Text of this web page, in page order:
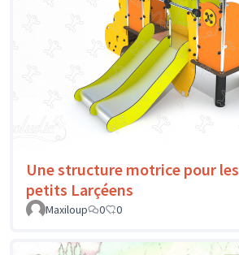
Une structure motrice pour les
petits Larçéens
Maxiloup
0 0